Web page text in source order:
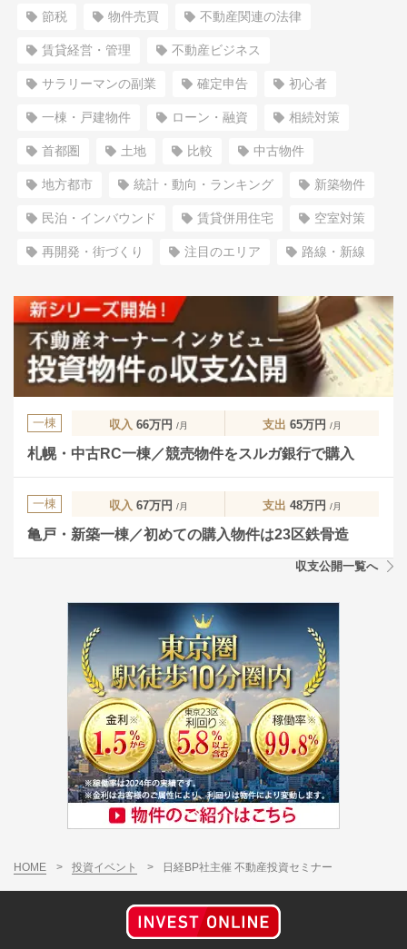
節税 物件売買 不動産関連の法律
賃貸経営・管理 不動産ビジネス
サラリーマンの副業 確定申告 初心者
一棟・戸建物件 ローン・融資 相続対策
首都圏 土地 比較 中古物件
地方都市 統計・動向・ランキング 新築物件
民泊・インバウンド 賃貸併用住宅 空室対策
再開発・街づくり 注目のエリア 路線・新線
一棟 収入 66万円 /月 支出 65万円 /月
札幌・中古RC一棟／競売物件をスルガ銀行で購入
一棟 収入 67万円 /月 支出 48万円 /月
亀戸・新築一棟／初めての購入物件は23区鉄骨造
収支公開一覧へ
HOME > 投資イベント > 日経BP社主催 不動産投資セミナー